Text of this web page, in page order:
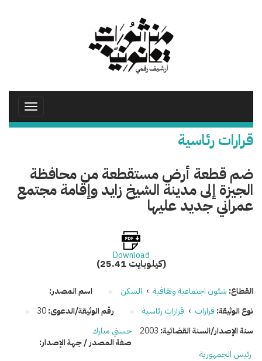
Toggle
قرارات رئاسية
ضم قطعة أرض مستقطعة من محافظة
الجيزة إلى مدينة الشيخ زايد وإقامة مجتمع
عمراني جديد عليها
Download
(25.41 كيلوبايت)
القطاع: شئون اجتماعية وثقافية › السكن
نوع الوثيقة: قرارات › قرارات رئاسية رقم الوثيقة/الدعوى:30
سنة الإصدار/السنة القضائية: 2003
اسم المصدر:
حسني مبارك
صفة المصدر / جهة الإصدار:
رئيس الجمهورية